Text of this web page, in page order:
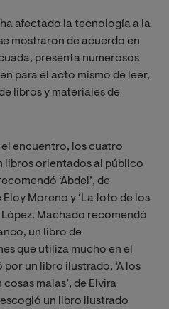
afectado la tecnología a la
mostraron de acuerdo en
presenta numerosos
para el acto mismo de leer,
libros y materiales de
encuentro, los cuatro
libros orientados al público
‘Abdel’, de
Eloy Moreno y ‘La foto de los
Machado recomendó
un libro de
que utiliza mucho en el
un libro ilustrado, ‘A los
malas’, de Elvira
un libro ilustrado